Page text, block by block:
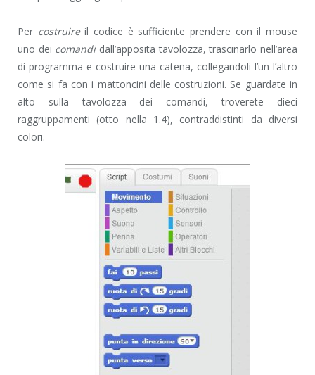
Per costruireil codice è sufficiente prendere con il mouse
uno dei comandidall’apposita tavolozza, trascinarlo nell’area
di programma e costruire una catena, collegandoli l’un l’altro
come si fa con i mattoncini delle costruzioni. Se guardate in
alto sulla tavolozza dei comandi, troverete dieci
raggruppamenti (otto nella 1.4), contraddistinti da diversi
colori.